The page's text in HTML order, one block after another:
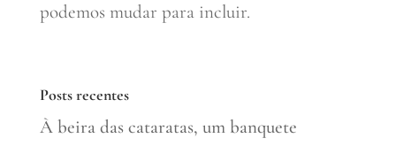
podemos mudar para incluir.
Posts recentes
À beira das cataratas, um banquete